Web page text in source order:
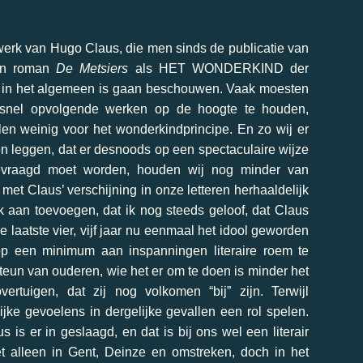
van Hugo Claus, die men sinds de publicatie van
roman De Metsiers als HET WONDERKIND der
het algemeen is gaan beschouwen. Vaak moesten
opvolgende werken op de hoogte te houden,
weinig voor het wonderkindprincipe. En zo wij er
leggen, dat er desnoods op een spectaculaire wijze
moet worden, houden wij nog minder van
Claus’ verschijning in onze letteren herhaaldelijk
toevoegen, dat ik nog steeds geloof, dat Claus
laatste vier, vijf jaar nu eenmaal het idool geworden
een minimum aan inspanningen literaire roem te
van ouderen, wie het er om te doen is minder het
dat zij nog volkomen “bij” zijn. Terwijl
gevoelens in dergelijke gevallen een rol spelen.
is er in geslaagd, en dat is bij ons wel een literair
alleen in Gent, Deinze en omstreken, doch in het